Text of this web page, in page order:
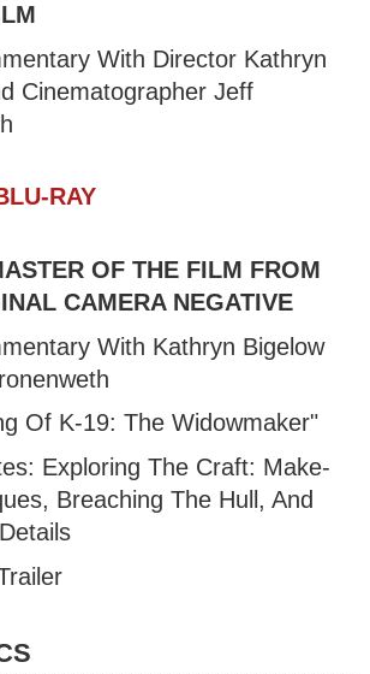
With Director Kathryn
Cinematographer Jeff
RAY
OF THE FILM FROM
CAMERA NEGATIVE
With Kathryn Bigelow
Of K-19: The Widowmaker"
Exploring The Craft: Make-
Breaching The Hull, And